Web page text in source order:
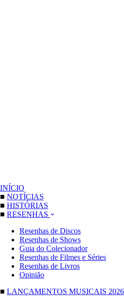
INÍCIO
■ NOTÍCIAS
■ HISTÓRIAS
■ RESENHAS
Resenhas de Discos
Resenhas de Shows
Guia do Colecionador
Resenhas de Filmes e Séries
Resenhas de Livros
Opinião
■ LANÇAMENTOS MUSICAIS 2026